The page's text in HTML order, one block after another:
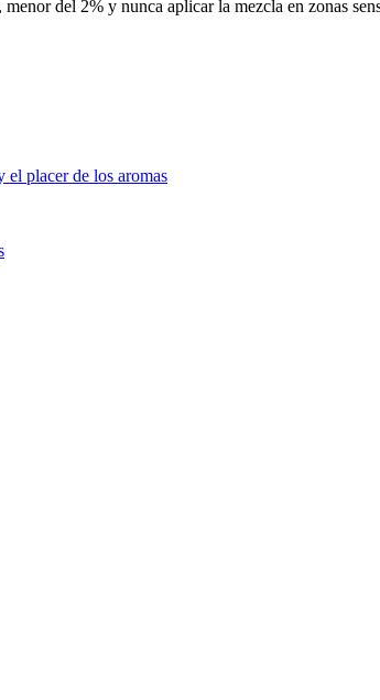
del 2% y nunca aplicar la mezcla en zonas
el placer de los aromas